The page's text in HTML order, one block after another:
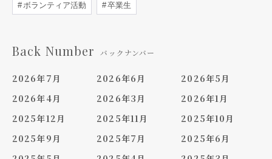
ボランティア活動 卒業生
Back Number バックナンバー
2026年7月 2026年6月
2026年5月
2026年4月
2026年3月
2026年1月
2025年12月
2025年11月
2025年10月
2025年9月
2025年7月
2025年6月